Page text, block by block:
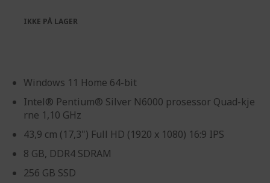
Windows 11 Home 64-bit
Intel® Pentium® Silver N6000 prosessor Quad-kje
rne 1,10 GHz
43,9 cm (17,3") Full HD (1920 x 1080) 16:9 IPS
8 GB, DDR4 SDRAM
256 GB SSD
IKKE PÅ LAGER